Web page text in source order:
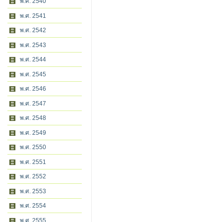
พ.ศ. 2541
พ.ศ. 2542
พ.ศ. 2543
พ.ศ. 2544
พ.ศ. 2545
พ.ศ. 2546
พ.ศ. 2547
พ.ศ. 2548
พ.ศ. 2549
พ.ศ. 2550
พ.ศ. 2551
พ.ศ. 2552
พ.ศ. 2553
พ.ศ. 2554
พ.ศ. 2555